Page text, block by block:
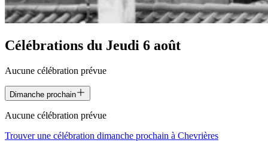
Célébrations du Jeudi 6 août
Aucune célébration prévue
Dimanche prochain
Aucune célébration prévue
Trouver une célébration dimanche prochain à Chevrières